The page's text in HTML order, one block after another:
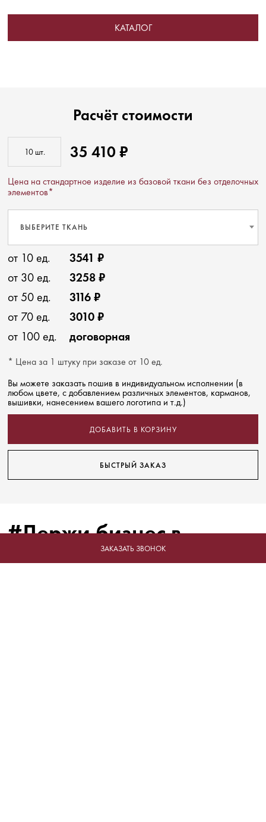
ЗАКАЗАТЬ ЗВОНОК
КАТАЛОГ
Расчёт стоимости
35 410 ₽
Цена на стандартное изделие из базовой ткани без отделочных
элементов*
ВЫБЕРИТЕ ТКАНЬ
от 10 ед.
3541 ₽
от 30 ед.
3258 ₽
от 50 ед.
3116 ₽
от 70 ед.
3010 ₽
от 100 ед.
договорная
* Цена за 1 штуку при заказе от 10 ед.
Вы можете заказать пошив в индивидуальном исполнении (в
любом цвете, с добавлением различных элементов, карманов,
вышивки, нанесением вашего логотипа и т.д.)
ДОБАВИТЬ В КОРЗИНУ
БЫСТРЫЙ ЗАКАЗ
#Держи бизнес в
форме!